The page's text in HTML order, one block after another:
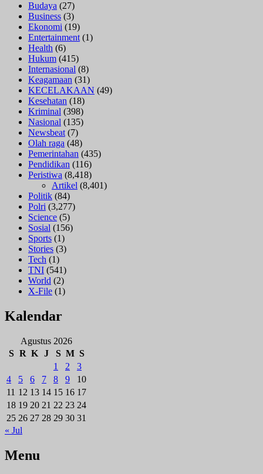
Budaya (27)
Business (3)
Ekonomi (19)
Entertainment (1)
Health (6)
Hukum (415)
Internasional (8)
Keagamaan (31)
KECELAKAAN (49)
Kesehatan (18)
Kriminal (398)
Nasional (135)
Newsbeat (7)
Olah raga (48)
Pemerintahan (435)
Pendidikan (116)
Peristiwa (8,418)
Artikel (8,401)
Politik (84)
Polri (3,277)
Science (5)
Sosial (156)
Sports (1)
Stories (3)
Tech (1)
TNI (541)
World (2)
X-File (1)
Kalendar
Agustus 2026
S R K J S M S
1
2
3
4
5 6 7 8 9
10
11 12 13 14 15 16 17
18 19 20 21 22 23 24
25 26 27 28 29 30 31
« Jul
Menu